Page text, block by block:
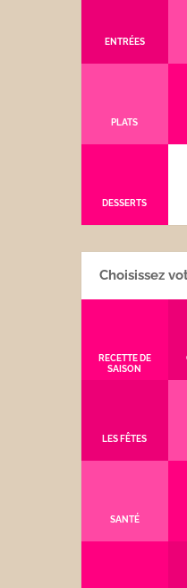
ENTRÉES
PLATS
DESSERTS
Choisissez
RECETTE DE
SAISON
LES FÊTES
SANTÉ